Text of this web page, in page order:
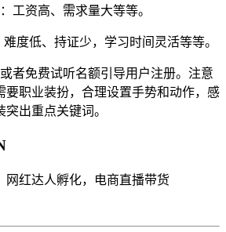
工资高、需求量大等等。
度低、持证少，学习时间灵活等等。
者免费试听名额引导用户注册。注意
要职业装扮，合理设置手势和动作，感
出重点关键词。
网红达人孵化，电商直播带货